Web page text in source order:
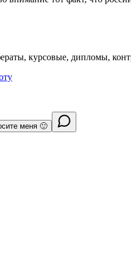
курсовые, дипломы,
меня 🙂